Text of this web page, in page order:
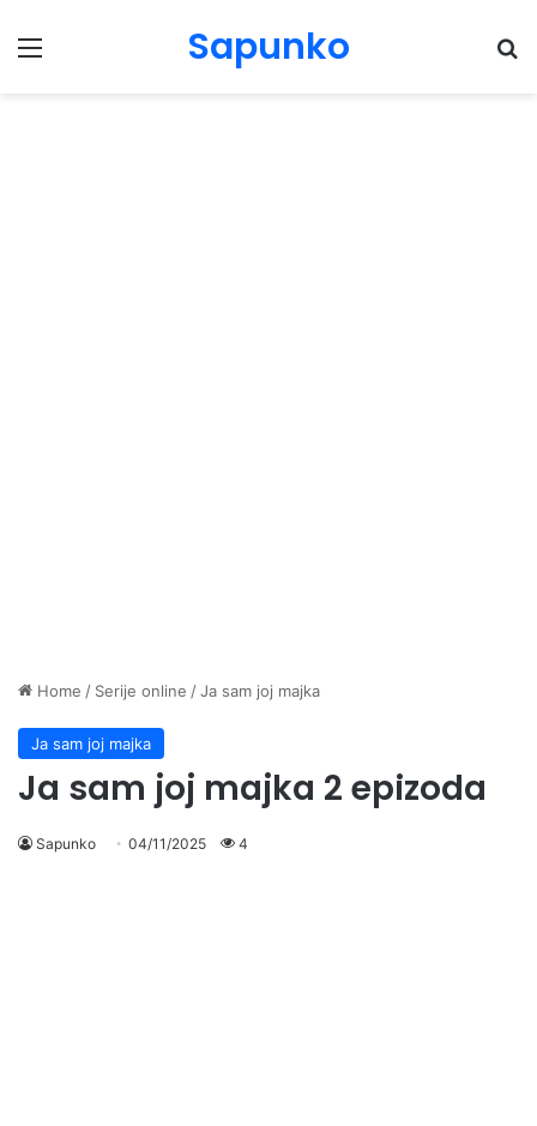
Menu Sapunko
Home / Serije online /Ja sam joj majka
Ja sam joj majka
Ja sam joj majka 2 epizoda
Sapunko 04/11/2025 4